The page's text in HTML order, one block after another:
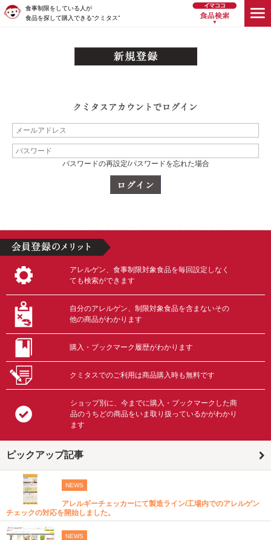
食事制限をしている人が
食品を探して購入できる“クミタス”
パスワードの再設定/パスワードを忘れた場合
アレルゲン、食事制限対象食品を毎回設定しなく
ても検索ができます
自分のアレルゲン、制限対象食品を含まないその
他の商品がわかります
購入・ブックマーク履歴がわかります
クミタスでのご利用は商品購入時も無料です
ショップ別に、今までに購入・ブックマークした商
品のうちどの商品をいま取り扱っているかがわかり
ます
ピックアップ記事
NEWS
アレルギーチェッカーにて製造ライン/工場内でのアレルゲン
チェックの対応を開始しました。
NEWS